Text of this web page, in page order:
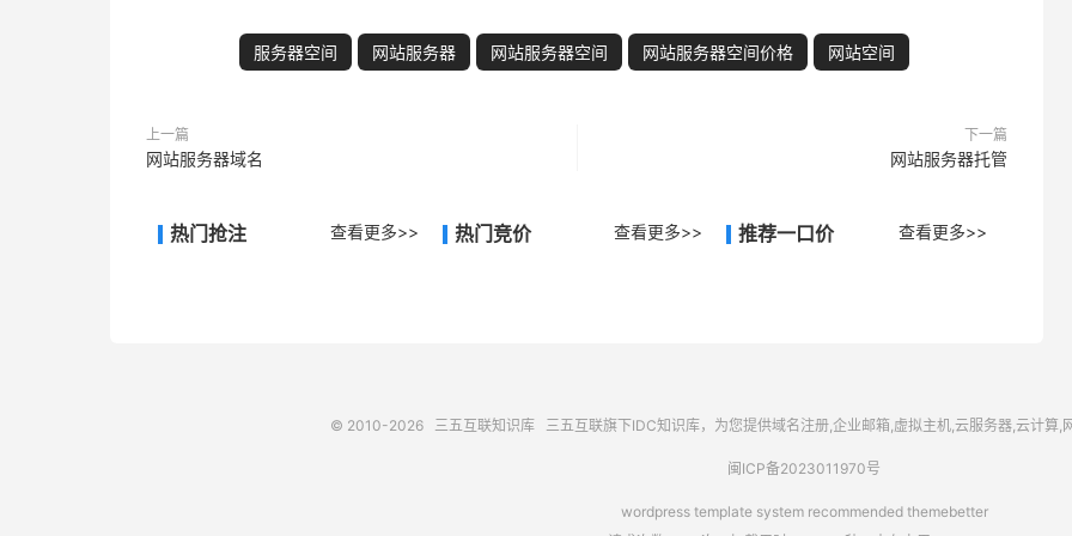
服务器空间 网站服务器 网站服务器空间 网站服务器空间价格 网站空间
上一篇
网站服务器域名
下一篇
网站服务器托管
热门抢注 查看更多>> 热门竞价 查看更多>> 推荐一口价 查看更多>>
© 2010-2026 三五互联知识库 三五互联旗下IDC知识库，为您提供域名注册,企业邮箱,虚拟主机,云服务器,云计算,
闽ICP备2023011970号
wordpress template system recommended themebetter